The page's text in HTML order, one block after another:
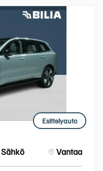
Esittelyauto
Sähkö Vantaa